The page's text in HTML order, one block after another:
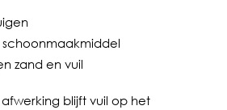
zand en vuil
blijft vuil op het